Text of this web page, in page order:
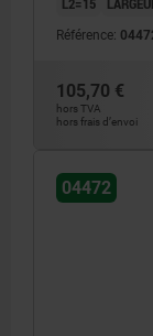
Référence:
105,70 €
hors TVA
hors frais d’envoi
04472